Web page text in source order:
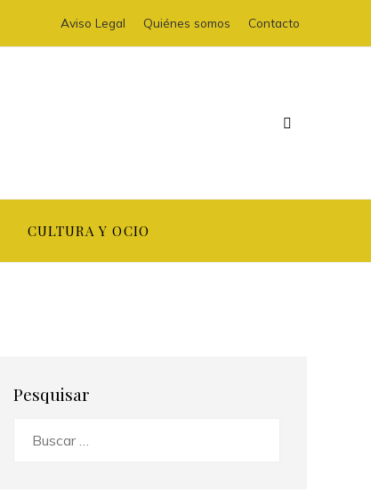
Aviso Legal Quiénes somos Contacto
CULTURA Y OCIO
Pesquisar